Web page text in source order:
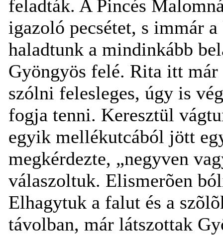
feladták. A Pincés
igazoló pecsétet, s immár
haladtunk a mindinkább
Gyöngyös felé. Rita itt
szólni felesleges, úgy is
fogja tenni. Keresztül
egyik mellékutcából jött
megkérdezte, „negyven
válaszoltuk. Elismerõen
Elhagytuk a falut és a
távolban, már látszottak